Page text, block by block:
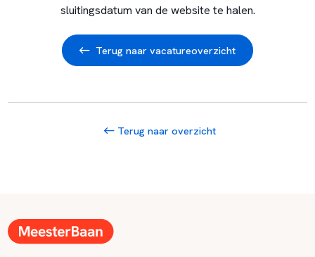
sluitingsdatum van de website te halen.
Terug naar vacatureoverzicht
Terug naar overzicht